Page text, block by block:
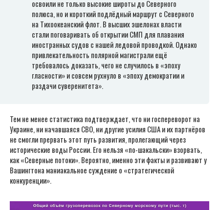
освоили не только высокие широты до Северного
полюса, но и короткий подлёдный маршрут с Северного
на Тихоокеанский флот. В высших эшелонах власти
стали поговаривать об открытии СМП для плавания
иностранных судов с нашей ледовой проводкой. Однако
привлекательность полярной магистрали ещё
требовалось доказать, чего не случилось в «эпоху
гласности» и совсем рухнуло в «эпоху демократии и
раздачи суверенитета».
Тем не менее статистика подтверждает, что ни госпереворот на
Украине, ни начавшаяся СВО, ни другие усилия США и их партнёров
не смогли прервать этот путь развития, пролегающий через
исторические воды России. Его нельзя «по-шакальски» взорвать,
как «Северные потоки». Вероятно, именно эти факты и развивают у
Вашингтона маниакальное суждение о «стратегической
конкуренции».